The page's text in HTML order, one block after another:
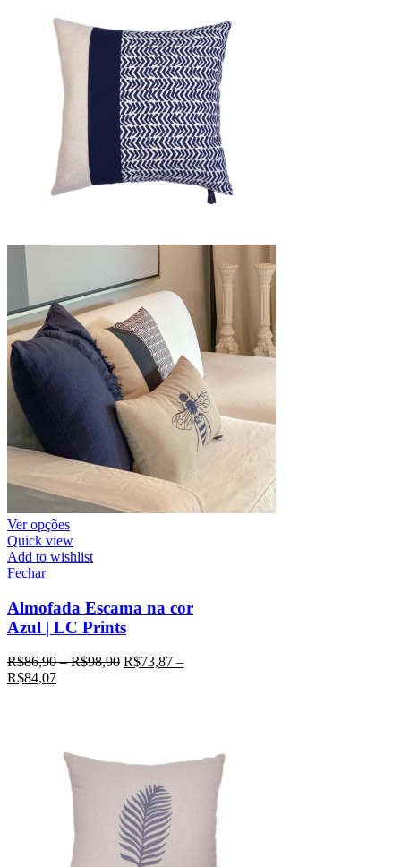
Ver opções
Quick view
Add to wishlist
Fechar
Almofada Escama na cor
Azul | LC Prints
R$86,90–R$98,90 R$73,87 –
R$84,07